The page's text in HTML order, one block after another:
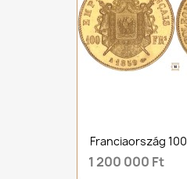
Franciaország
1 200 000 Ft